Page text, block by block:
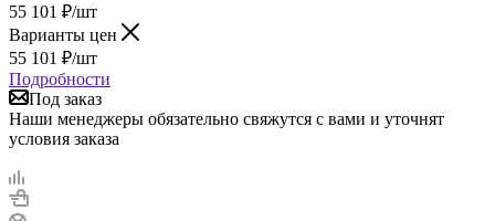
55 101 ₽/шт
Варианты цен
55 101 ₽/шт
Подробности
Под заказ
Наши менеджеры обязательно свяжутся с вами и уточнят
условия заказа